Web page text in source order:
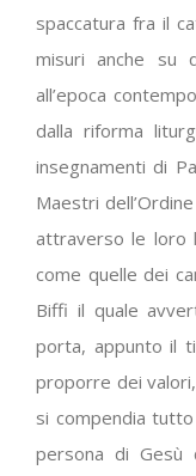
spaccatura fra il
misuri anche su
all’epoca
dalla riforma
insegnamenti di
Maestri
attraverso le loro
come quelle dei
Biffi il quale
porta, appunto il
proporre dei valori,
si compendia
persona di Gesù